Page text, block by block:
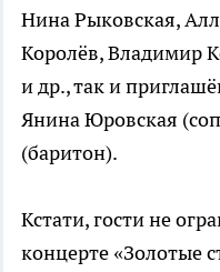
Нина Рыковская,
Королёв, Владимир
и др., так и
Янина Юровская
(баритон).
Кстати, гости не
концерте «Золотые